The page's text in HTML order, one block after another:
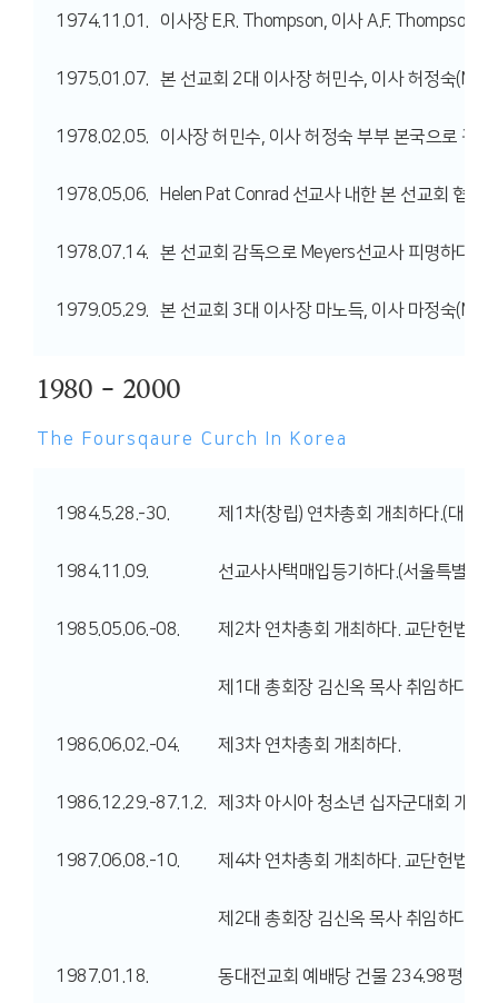
1974.11.01. 이사장 E.R. Thompson, 이사 A.F. Thompson
1975.01.07. 본 선교회 2대 이사장 허민수, 이사 허정숙
1978.02.05. 이사장 허민수, 이사 허정숙 부부 본국으로 귀
1978.05.06. Helen Pat Conrad 선교사 내한 본 선교회 협동
1978.07.14. 본 선교회 감독으로 Meyers선교사 피명하다.
1979.05.29. 본 선교회 3대 이사장 마노득, 이사 마정숙
1980 - 2000
The Foursqaure Curch In Korea
1984.5.28.-30. 제1차(창립) 연차총회 개최하다.(대전
1984.11.09. 선교사사택매입등기하다.(서울특별시
1985.05.06.-08. 제2차 연차총회 개최하다. 교단헌법 1
제1대 총회장 김신옥 목사 취임하다.
1986.06.02.-04. 제3차 연차총회 개최하다.
1986.12.29.-87.1.2. 제3차 아시아 청소년 십자군대회 개최
1987.06.08.-10. 제4차 연차총회 개최하다. 교단헌법 2
제2대 총회장 김신옥 목사 취임하다.
1987.01.18. 동대전교회 예배당 건물 234.98평 완